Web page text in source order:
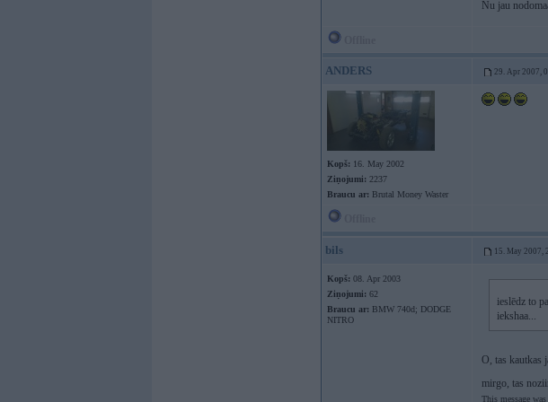
Nu jau
ANDERS 29. Apr 2007,
Kopš: 16. May 2002
Ziņojumi: 2237
Braucu ar: Brutal Money Waster
bils 15. May 2007,
Kopš: 08. Apr 2003
Ziņojumi: 62
Braucu ar: BMW 740d; DODGE
NITRO
ieslēdz to
iekshaa...
O, tas kautkas
mirgo, tas
This message